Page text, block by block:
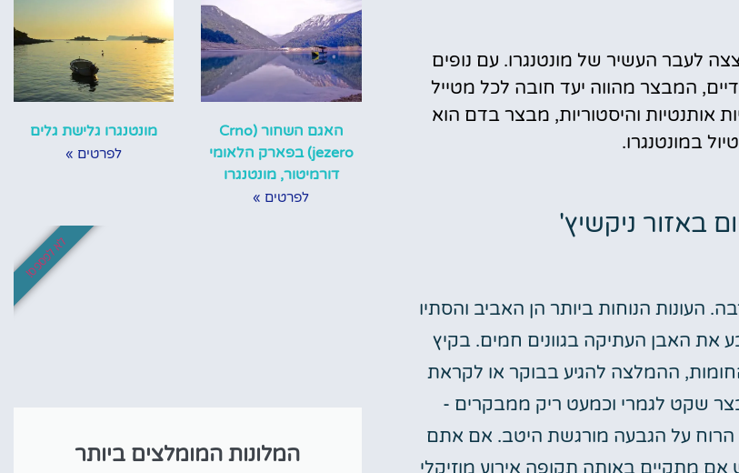
לעבר העשיר של מונטנגרו. עם נופים
המבצר מהווה יעד חובה לכל מטייל
אותנטיות והיסטוריות, מבצר בדם הוא
במונטנגרו.
באזור ניקשיץ'
העונות הנוחות ביותר הן האביב והסתיו
את האבן העתיקה בגוונים חמים. בקיץ
החומות, ההמלצה להגיע בבוקר או לקראת
שקט לגמרי וכמעט ריק ממבקרים -
הרוח על הגבעה מורגשת היטב. אם אתם
מתקיים באותה תקופה אירוע מוזיקלי
האגם השחור (Crno
jezero) בפארק הלאומי
דורמיטור, מונטנגרו
לפרטים »
מונטנגרו גלישת גלים
לפרטים »
המלונות המומלצים ביותר
לא לפספס!